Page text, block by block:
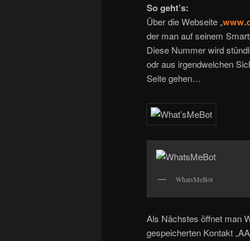
So geht’s:
Über die Webseite „
der man auf seinem
Diese Nummer wird
odr aus irgendwelchen
Seite gehen…
WhatsMeBot
Als Nächstes öffnet man
gespeicherten Kontakt